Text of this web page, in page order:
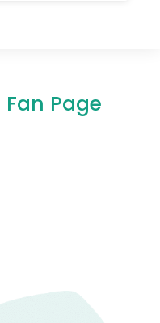
Page